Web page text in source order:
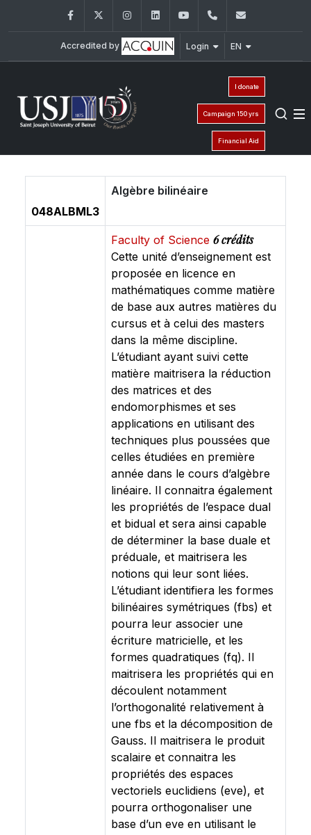
FacebookTwitter InstagramLinkedInYouTube+961 (1) 421 368
Accredited by Login EN
I donate
Campaign 150 yrs
Financial Aid
048ALBML3
Algèbre bilinéaire
Faculty of Science 6 crédits
Cette unité d’enseignement est
proposée en licence en
mathématiques comme matière
de base aux autres matières du
cursus et à celui des masters
dans la même discipline.
L’étudiant ayant suivi cette
matière maitrisera la réduction
des matrices et des
endomorphismes et ses
applications en utilisant des
techniques plus poussées que
celles étudiées en première
année dans le cours d’algèbre
linéaire. Il connaitra également
les propriétés de l’espace dual
et bidual et sera ainsi capable
de déterminer la base duale et
préduale, et maitrisera les
notions qui leur sont liées.
L’étudiant identifiera les formes
bilinéaires symétriques (fbs) et
pourra leur associer une
écriture matricielle, et les
formes quadratiques (fq). Il
maitrisera les propriétés qui en
découlent notamment
l’orthogonalité relativement à
une fbs et la décomposition de
Gauss. Il maitrisera le produit
scalaire et connaitra les
propriétés des espaces
vectoriels euclidiens (eve), et
pourra orthogonaliser une
base d’un eve en utilisant le